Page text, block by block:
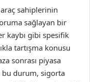
sahiplerinin
sağlayan bir
kaybı gibi spesifik
tartışma konusu
sonrası piyasa
bu durum, sigorta